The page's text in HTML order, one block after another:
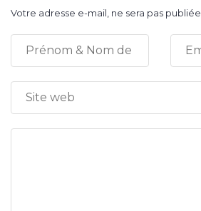
Votre adresse e-mail, ne sera pas publiée